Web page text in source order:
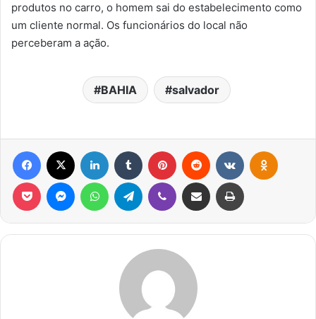
produtos no carro, o homem sai do estabelecimento como
um cliente normal. Os funcionários do local não
perceberam a ação.
BAHIA salvador
Facebook Linkedin Tumblr Pinterest Reddit VK
Pocket MessengerWhatsAppTelegram Viber Compartilhar via e-mail Imprimir